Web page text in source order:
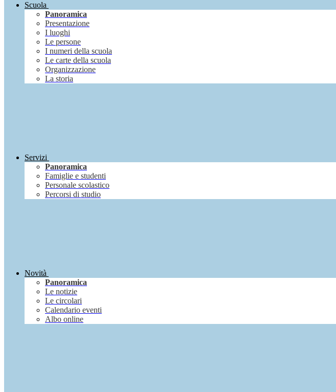
Scuola
Panoramica
Presentazione
I luoghi
Le persone
I numeri della scuola
Le carte della scuola
Organizzazione
La storia
Servizi
Panoramica
Famiglie e studenti
Personale scolastico
Percorsi di studio
Novità
Panoramica
Le notizie
Le circolari
Calendario eventi
Albo online